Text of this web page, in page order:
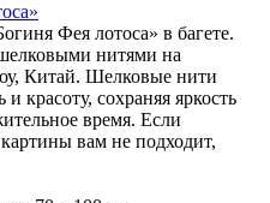
Фея лотоса» в багете.
нитями на
Китай. Шелковые нити
красоту, сохраняя яркость
время. Если
вам не подходит,